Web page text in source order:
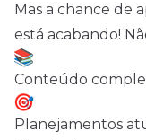
Mas a chance de
está acabando!
Conteúdo
Planejamentos